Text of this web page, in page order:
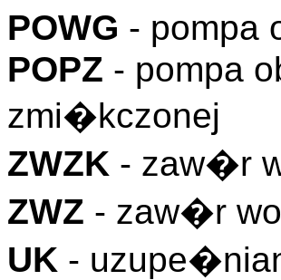
POWG - pompa
POPZ - pompa
zmi�kczonej
ZWZK - zaw�r
ZWZ - zaw�r
UK -